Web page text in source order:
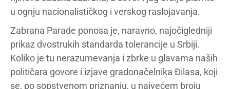
u ognju nacionalističkog i verskog raslojavanja.
Zabrana Parade ponosa je, naravno, najočigledniji
prikaz dvostrukih standarda tolerancije u Srbiji.
Koliko je tu nerazumevanja i zbrke u glavama naših
političara govore i izjave gradonačelnika Đilasa, koji
se, po sopstvenom priznanju, u najvećem broju